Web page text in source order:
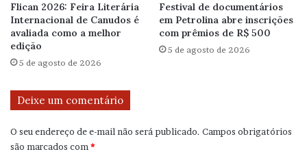
Flican 2026: Feira Literária
Internacional de Canudos é
avaliada como a melhor
edição
5 de agosto de 2026
Festival de documentários
em Petrolina abre inscrições
com prêmios de R$ 500
5 de agosto de 2026
Deixe um comentário
O seu endereço de e-mail não será publicado. Campos obrigatórios
são marcados com*